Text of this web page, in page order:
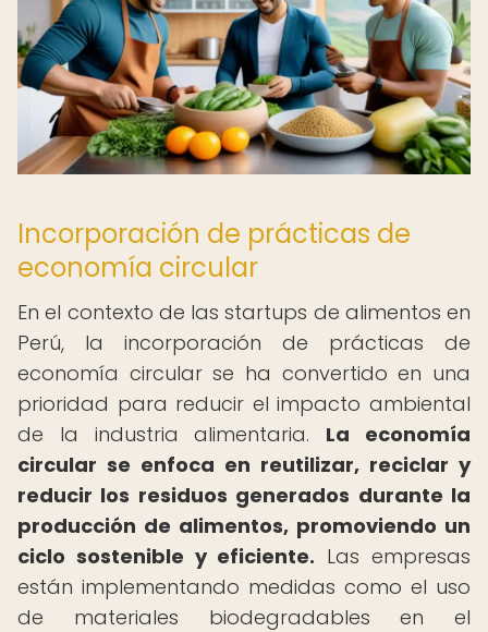
Incorporación de prácticas de
economía circular
En el contexto de las startups de alimentos en
Perú, la incorporación de prácticas de
economía circular se ha convertido en una
prioridad para reducir el impacto ambiental
de la industria alimentaria. La economía
circular se enfoca en reutilizar, reciclar y
reducir los residuos generados durante la
producción de alimentos, promoviendo un
ciclo sostenible y eficiente. Las empresas
están implementando medidas como el uso
de materiales biodegradables en el